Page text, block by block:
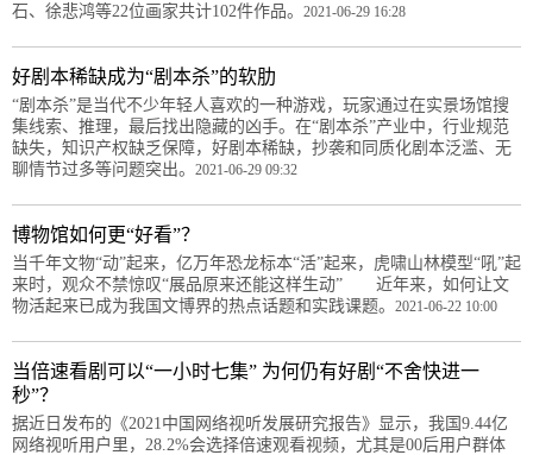
石、徐悲鸿等22位画家共计102件作品。 2021-06-29 16:28
好剧本稀缺成为“剧本杀”的软肋
“剧本杀”是当代不少年轻人喜欢的一种游戏，玩家通过在实景场馆搜
集线索、推理，最后找出隐藏的凶手。在“剧本杀”产业中，行业规范
缺失，知识产权缺乏保障，好剧本稀缺，抄袭和同质化剧本泛滥、无
聊情节过多等问题突出。 2021-06-29 09:32
博物馆如何更“好看”？
当千年文物“动”起来，亿万年恐龙标本“活”起来，虎啸山林模型“吼”起
来时，观众不禁惊叹“展品原来还能这样生动” 近年来，如何让文
物活起来已成为我国文博界的热点话题和实践课题。 2021-06-22 10:00
当倍速看剧可以“一小时七集” 为何仍有好剧“不舍快进一
秒”？
据近日发布的《2021中国网络视听发展研究报告》显示，我国9.44亿
网络视听用户里，28.2%会选择倍速观看视频，尤其是00后用户群体